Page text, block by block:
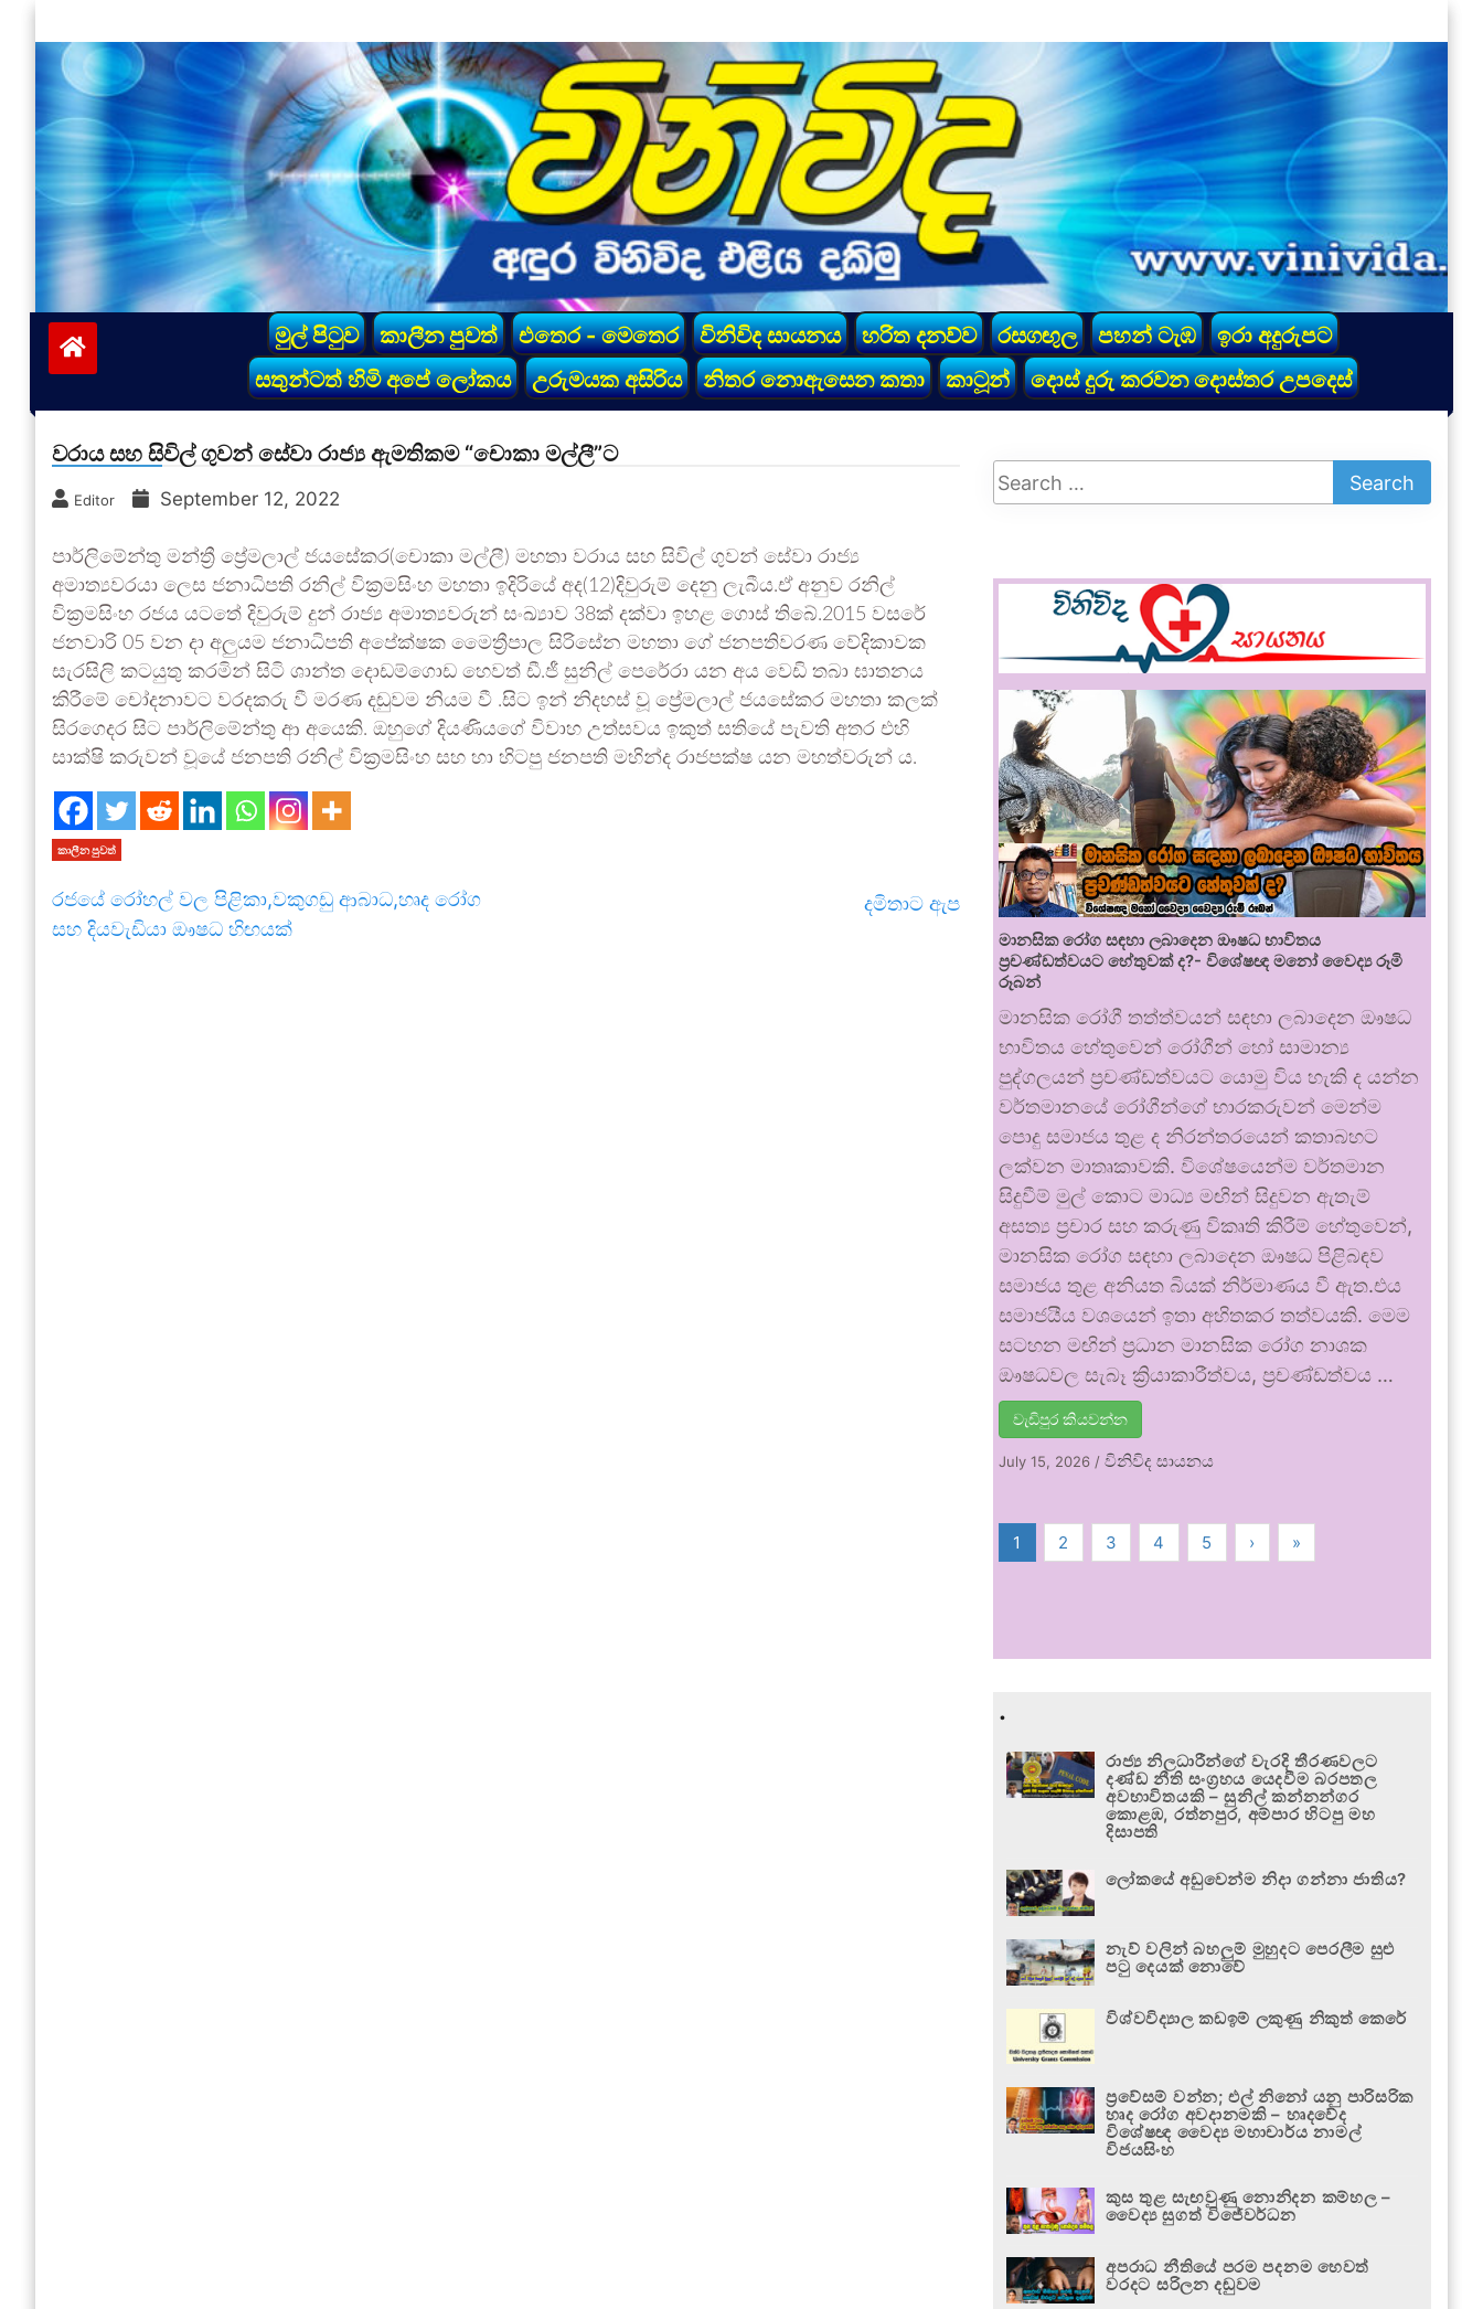
to
content
vinivida.lk
මුල් පිටුව කාලීන පුවත් එතෙර - මෙතෙර විනිවිද සායනය හරිත දනව්ව රසගඟුල පහන් ටැඹ
ඉරා අදුරුපට
සතුන්ටත් හිමි අපේ ලෝකය
උරුමයක අසිරිය නිතර නොඇසෙන කතා කාටූන් දොස් දුරු කරවන දොස්තර උපදෙස්
වරාය සහ සිවිල් ගුවන් සේවා රාජ්‍ය ඇමතිකම “චොකා මල්ලී”ට
Editor September 12, 2022
පාර්ලිමේන්තු මන්ත්‍රී ප්‍රේමලාල් ජයසේකර(චොකා මල්ලී) මහතා වරාය සහ සිවිල් ගුවන් සේවා රාජ්‍ය
අමාත්‍යවරයා ලෙස ජනාධිපති රනිල් වික්‍රමසිංහ මහතා ඉදිරියේ අද(12)දිවුරුම් දෙනු ලැබීය.ඒ අනුව රනිල්
වික්‍රමසිංහ රජය යටතේ දිවුරුම් දුන් රාජ්‍ය අමාත්‍යවරුන් සංඛ්‍යාව 38ක් දක්වා ඉහළ ගොස් තිබේ.2015 වසරේ
ජනවාරි 05 වන දා අලුයම ජනාධිපති අපේක්ෂක මෛත්‍රීපාල සිරිසේන මහතා ගේ ජනපතිවරණ වේදිකාවක
සැරසිලි කටයුතු කරමින් සිටි ශාන්ත දොඩම්ගොඩ හෙවත් ඩී.ජී සුනිල් පෙරේරා යන අය වෙඩි තබා ඝාතනය
කිරීමේ චෝදනාවට වරදකරු වී මරණ දඬුවම නියම වී .සිට ඉන් නිදහස් වූ ප්‍රේමලාල් ජයසේකර මහතා කලක්
සිරගෙදර සිට පාර්ලිමේන්තු ආ අයෙකි. ඔහුගේ දියණියගේ විවාහ උත්සවය ඉකුත් සතියේ පැවති අතර එහි
සාක්ෂි කරුවන් වූයේ ජනපති රනිල් වික්‍රමසිංහ සහ හා හිටපු ජනපති මහින්ද රාජපක්ෂ යන මහත්වරුන් ය.
කාලීන පුවත්
රජයේ රෝහල් වල පිළිකා,වකුගඩු ආබාධ,හෘද රෝග
සහ දියවැඩියා ඖෂධ හිඟයක්
දමිතාට ඇප
මානසික රෝග සඳහා ලබාදෙන ඖෂධ භාවිතය
ප්‍රචණ්ඩත්වයට හේතුවක් ද?- විශේෂඥ මනෝ වෛද්‍ය රූමි
රූබන්
මානසික රෝගී තත්ත්වයන් සඳහා ලබාදෙන ඖෂධ
භාවිතය හේතුවෙන් රෝගීන් හෝ සාමාන්‍ය
පුද්ගලයන් ප්‍රචණ්ඩත්වයට යොමු විය හැකි ද යන්න
වර්තමානයේ රෝගීන්ගේ භාරකරුවන් මෙන්ම
පොදු සමාජය තුළ ද නිරන්තරයෙන් කතාබහට
ලක්වන මාතෘකාවකි. විශේෂයෙන්ම වර්තමාන
සිදුවීම් මුල් කොට මාධ්‍ය මඟින් සිදුවන ඇතැම්
අසත්‍ය ප්‍රචාර සහ කරුණු විකෘති කිරීම් හේතුවෙන්,
මානසික රෝග සඳහා ලබාදෙන ඖෂධ පිළිබඳව
සමාජය තුළ අනියත බියක් නිර්මාණය වී ඇත.එය
සමාජයීය වශයෙන් ඉතා අහිතකර තත්වයකි. මෙම
සටහන මඟින් ප්‍රධාන මානසික රෝග නාශක
ඖෂධවල සැබෑ ක්‍රියාකාරීත්වය, ප්‍රචණ්ඩත්වය …
වැඩිපුර කියවන්න
July 15, 2026 /විනිවිද සායනය
1 2 3 4 5 › »
.
රාජ්‍ය නිලධාරීන්ගේ වැරදි තීරණවලට
දණ්ඩ නීති සංග්‍රහය යෙදවීම බරපතල
අවභාවිතයකි – සුනිල් කන්නන්ගර
කොළඹ, රත්නපුර, අම්පාර හිටපු මහ
දිසාපති
ලෝකයේ අඩුවෙන්ම නිදා ගන්නා ජාතිය?
නැව් වලින් බහලුම් මුහුදට පෙරලීම සුළු
පටු දෙයක් නොවේ
විශ්වවිද්‍යාල කඩඉම් ලකුණු නිකුත් කෙරේ
ප්‍රවේසම් වන්න; එල් නිනෝ යනු පාරිසරික
හෘද රෝග අවදානමකි – හෘදවේද
විශේෂඥ වෛද්‍ය මහාචාර්ය නාමල්
විජයසිංහ
කුස තුළ සැඟවුණු නොනිදන කම්හල –
වෛද්‍ය සුගත් විජේවර්ධන
අපරාධ නීතියේ පරම පදනම හෙවත්
වරදට සරිලන දඬුවම